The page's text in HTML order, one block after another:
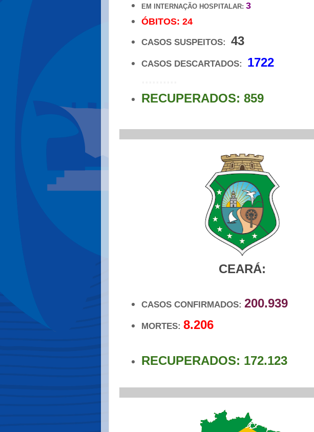
EM INTERNAÇÃO HOSPITALAR:3
ÓBITOS: 24
CASOS SUSPEITOS:43
CASOS DESCARTADOS: 1722
RECUPERADOS: 859
CEARÁ:
CASOS CONFIRMADOS:200.939
MORTES:8.206
RECUPERADOS: 172.123